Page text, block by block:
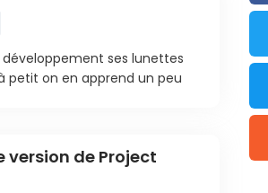
ses lunettes
petit on en apprend un peu
version de Project